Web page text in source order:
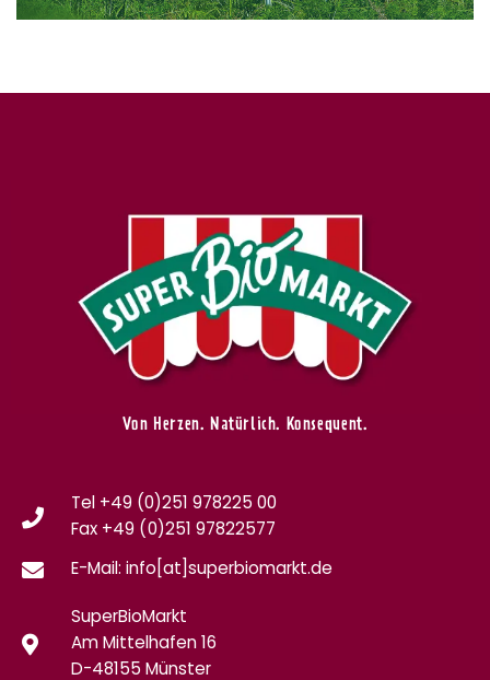
Von Herzen. Natürlich. Konsequent.
Tel +49 (0)251 978225 00
Fax +49 (0)251 97822577
E-Mail: info[at]superbiomarkt.de
SuperBioMarkt
Am Mittelhafen 16
D-48155 Münster